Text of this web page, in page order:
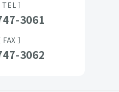
TEL ］
3061
FAX ］
3062